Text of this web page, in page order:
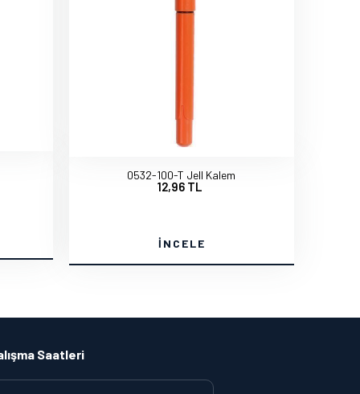
0532-100-T Jell Kalem
12,96 TL
İNCELE
Saatleri